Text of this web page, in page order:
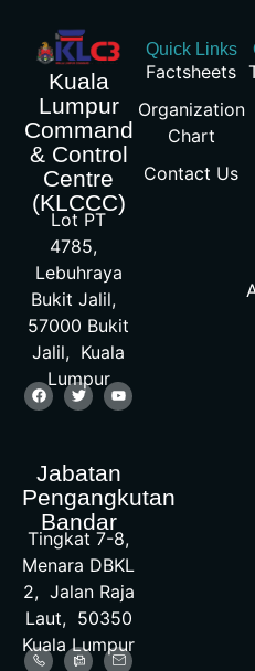
Kuala
Lumpur
Command
& Control
Centre
(KLCCC)
Lot PT
4785,
Lebuhraya
Bukit Jalil,
57000 Bukit
Jalil, Kuala
Lumpur
Jabatan
Pengangkutan
Bandar
Tingkat 7-8,
Menara DBKL
2, Jalan Raja
Laut, 50350
Kuala Lumpur
Quick Links
Factsheets
Organization
Chart
Contact Us